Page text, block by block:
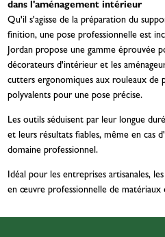
dans l'aménagement intérieur
Qu'il s'agisse de la préparation du
finition, une pose professionnelle est
Jordan propose une gamme éprouvée
décorateurs d'intérieur et les
cutters ergonomiques aux rouleaux de
polyvalents pour une pose précise.
Les outils séduisent par leur longue
et leurs résultats fiables, même en cas
domaine professionnel.
Idéal pour les entreprises artisanales,
en œuvre professionnelle de matériaux